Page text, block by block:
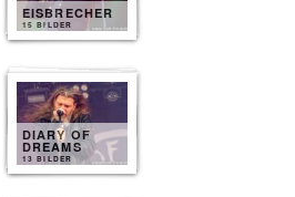
EISBRECHER
15 BILDER
DIARY OF
DREAMS
13 BILDER